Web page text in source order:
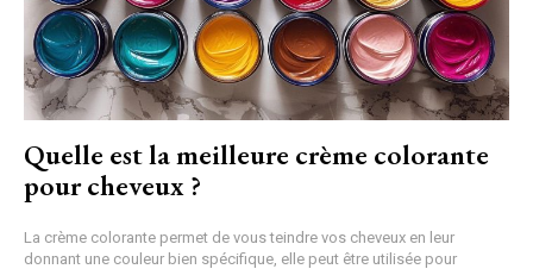
Quelle est la meilleure crème colorante
pour cheveux ?
La crème colorante permet de vous teindre vos cheveux en leur
donnant une couleur bien spécifique, elle peut être utilisée pour